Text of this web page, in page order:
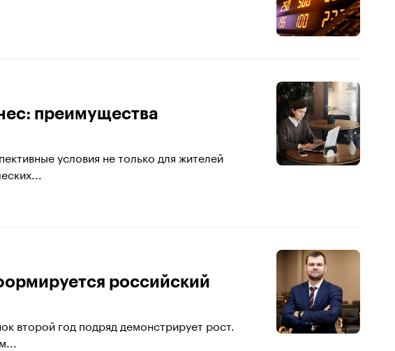
преимущества
условия не только для жителей
российский
второй год подряд демонстрирует рост.